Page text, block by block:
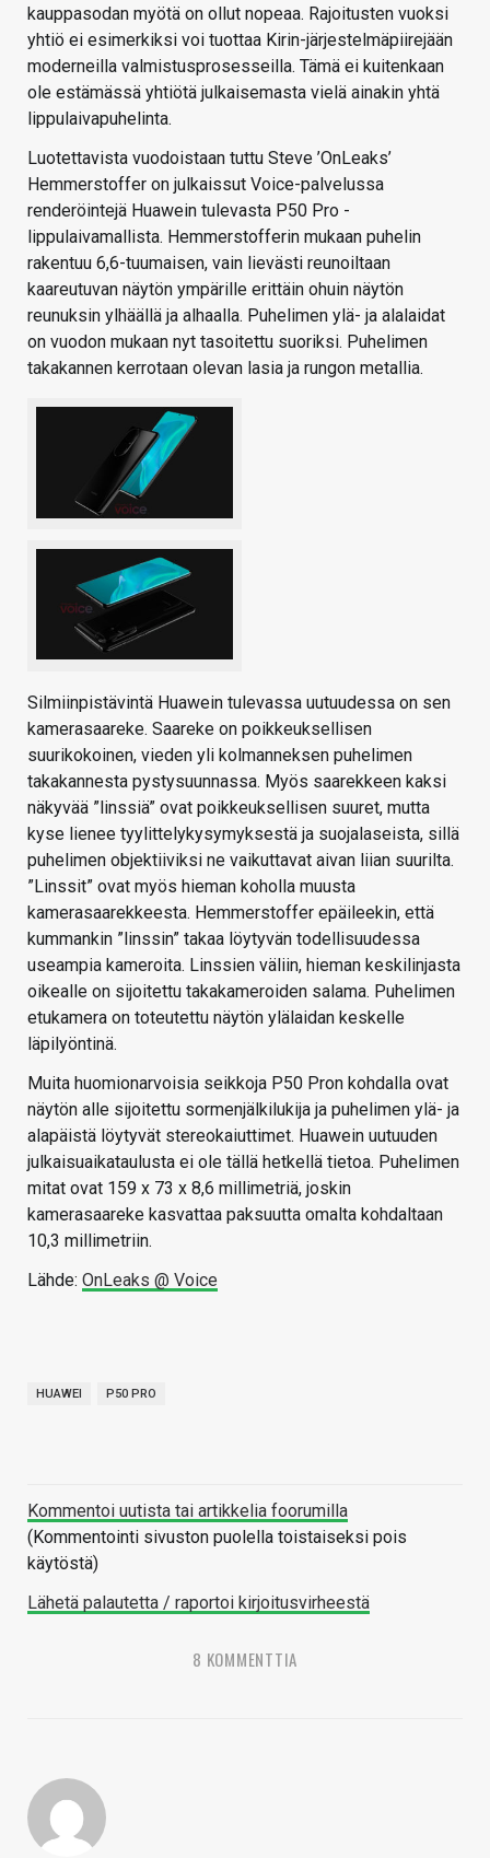
kauppasodan myötä on ollut nopeaa. Rajoitusten vuoksi
yhtiö ei esimerkiksi voi tuottaa Kirin-järjestelmäpiirejään
moderneilla valmistusprosesseilla. Tämä ei kuitenkaan
ole estämässä yhtiötä julkaisemasta vielä ainakin yhtä
lippulaivapuhelinta.
Luotettavista vuodoistaan tuttu Steve ’OnLeaks’
Hemmerstoffer on julkaissut Voice-palvelussa
renderöintejä Huawein tulevasta P50 Pro -
lippulaivamallista. Hemmerstofferin mukaan puhelin
rakentuu 6,6-tuumaisen, vain lievästi reunoiltaan
kaareutuvan näytön ympärille erittäin ohuin näytön
reunuksin ylhäällä ja alhaalla. Puhelimen ylä- ja alalaidat
on vuodon mukaan nyt tasoitettu suoriksi. Puhelimen
takakannen kerrotaan olevan lasia ja rungon metallia.
Silmiinpistävintä Huawein tulevassa uutuudessa on sen
kamerasaareke. Saareke on poikkeuksellisen
suurikokoinen, vieden yli kolmanneksen puhelimen
takakannesta pystysuunnassa. Myös saarekkeen kaksi
näkyvää ”linssiä” ovat poikkeuksellisen suuret, mutta
kyse lienee tyylittelykysymyksestä ja suojalaseista, sillä
puhelimen objektiiviksi ne vaikuttavat aivan liian suurilta.
”Linssit” ovat myös hieman koholla muusta
kamerasaarekkeesta. Hemmerstoffer epäileekin, että
kummankin ”linssin” takaa löytyvän todellisuudessa
useampia kameroita. Linssien väliin, hieman keskilinjasta
oikealle on sijoitettu takakameroiden salama. Puhelimen
etukamera on toteutettu näytön ylälaidan keskelle
läpilyöntinä.
Muita huomionarvoisia seikkoja P50 Pron kohdalla ovat
näytön alle sijoitettu sormenjälkilukija ja puhelimen ylä- ja
alapäistä löytyvät stereokaiuttimet. Huawein uutuuden
julkaisuaikataulusta ei ole tällä hetkellä tietoa. Puhelimen
mitat ovat 159 x 73 x 8,6 millimetriä, joskin
kamerasaareke kasvattaa paksuutta omalta kohdaltaan
10,3 millimetriin.
Lähde: OnLeaks @ Voice
HUAWEI P50 PRO
Kommentoi uutista tai artikkelia foorumilla
(Kommentointi sivuston puolella toistaiseksi pois
käytöstä)
Lähetä palautetta / raportoi kirjoitusvirheestä
8 KOMMENTTIA